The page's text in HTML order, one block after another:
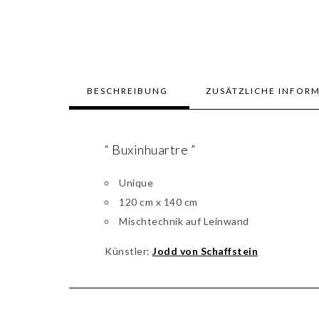
BESCHREIBUNG ZUSÄTZLICHE
“ Buxinhuartre ”
Unique
120 cm x 140 cm
Mischtechnik auf Leinwand
Künstler: Jodd von Schaffstein